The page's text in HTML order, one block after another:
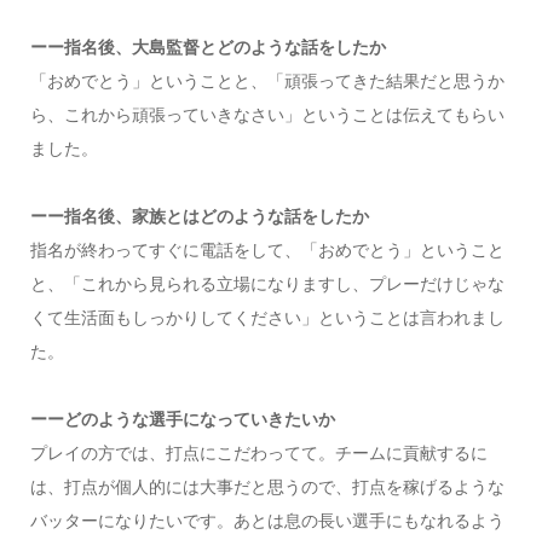
ーー指名後、大島監督とどのような話をしたか
「おめでとう」ということと、「頑張ってきた結果だと思うか
ら、これから頑張っていきなさい」ということは伝えてもらい
ました。
ーー指名後、家族とはどのような話をしたか
指名が終わってすぐに電話をして、「おめでとう」ということ
と、「これから見られる立場になりますし、プレーだけじゃな
くて生活面もしっかりしてください」ということは言われまし
た。
ーーどのような選手になっていきたいか
プレイの方では、打点にこだわってて。チームに貢献するに
は、打点が個人的には大事だと思うので、打点を稼げるような
バッターになりたいです。あとは息の長い選手にもなれるよう